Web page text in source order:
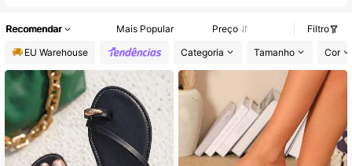
Recomendar Mais Popular Preço
Filtro
EU Warehouse
Categoria Tamanho Cor